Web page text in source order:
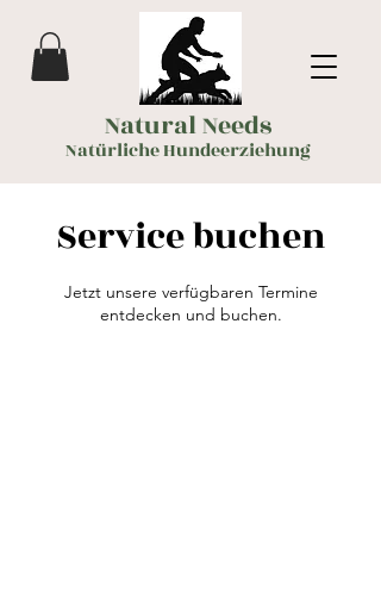
Natural Needs
Natürliche Hundeerziehung
Service buchen
Jetzt unsere verfügbaren Termine
entdecken und buchen.